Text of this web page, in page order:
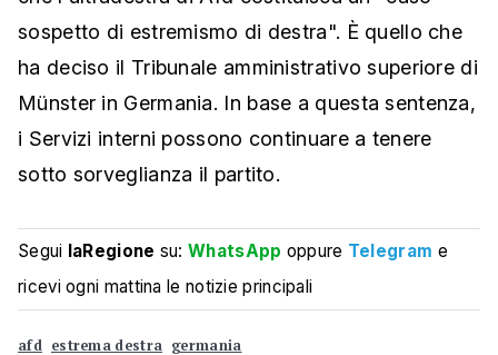
sospetto di estremismo di destra". È quello che
ha deciso il Tribunale amministrativo superiore di
Münster in Germania. In base a questa sentenza,
i Servizi interni possono continuare a tenere
sotto sorveglianza il partito.
Segui laRegione su:WhatsApp oppure Telegram e
ricevi ogni mattina le notizie principali
afd estrema destra germania